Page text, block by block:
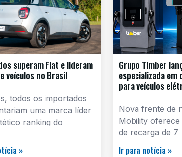
superam Fiat e lideram
veículos no Brasil
todos os importados
uma marca líder
ranking do
»
Grupo Timber
especializada
para veículos
Nova frente de
Mobility oferece
de recarga de 7
Ir para notícia »